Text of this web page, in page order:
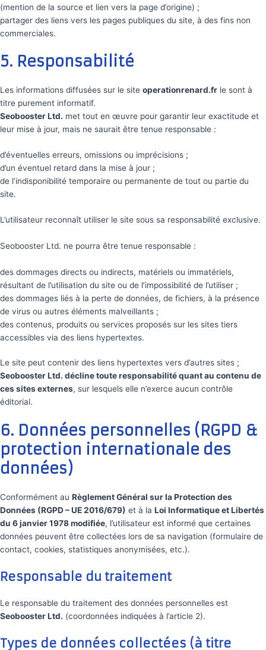
(mention de la source et lien vers la page d’origine) ;
partager des liens vers les pages publiques du site, à des fins non
commerciales.
5. Responsabilité
Les informations diffusées sur le site operationrenard.fr le sont à
titre purement informatif.
Seobooster Ltd. met tout en œuvre pour garantir leur exactitude et
leur mise à jour, mais ne saurait être tenue responsable :
d’éventuelles erreurs, omissions ou imprécisions ;
d’un éventuel retard dans la mise à jour ;
de l’indisponibilité temporaire ou permanente de tout ou partie du
site.
L’utilisateur reconnaît utiliser le site sous sa responsabilité exclusive.
Seobooster Ltd. ne pourra être tenue responsable :
des dommages directs ou indirects, matériels ou immatériels,
résultant de l’utilisation du site ou de l’impossibilité de l’utiliser ;
des dommages liés à la perte de données, de fichiers, à la présence
de virus ou autres éléments malveillants ;
des contenus, produits ou services proposés sur les sites tiers
accessibles via des liens hypertextes.
Le site peut contenir des liens hypertextes vers d’autres sites ;
Seobooster Ltd. décline toute responsabilité quant au contenu de
ces sites externes, sur lesquels elle n’exerce aucun contrôle
éditorial.
6. Données personnelles (RGPD &
protection internationale des
données)
Conformément au Règlement Général sur la Protection des
Données (RGPD – UE 2016/679) et à la Loi Informatique et Libertés
du 6 janvier 1978 modifiée, l’utilisateur est informé que certaines
données peuvent être collectées lors de sa navigation (formulaire de
contact, cookies, statistiques anonymisées, etc.).
Responsable du traitement
Le responsable du traitement des données personnelles est
Seobooster Ltd. (coordonnées indiquées à l’article 2).
Types de données collectées (à titre